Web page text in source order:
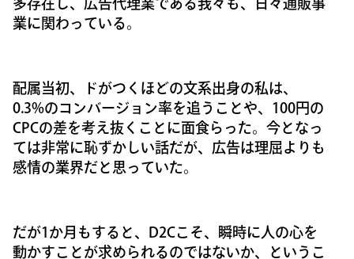
多存在し、広告代理業である我々も、日々通販事
業に関わっている。
配属当初、ドがつくほどの文系出身の私は、
0.3%のコンバージョン率を追うことや、100円の
CPCの差を考え抜くことに面食らった。今となっ
ては非常に恥ずかしい話だが、広告は理屈よりも
感情の業界だと思っていた。
だが1か月もすると、D2Cこそ、瞬時に人の心を
動かすことが求められるのではないか、というこ